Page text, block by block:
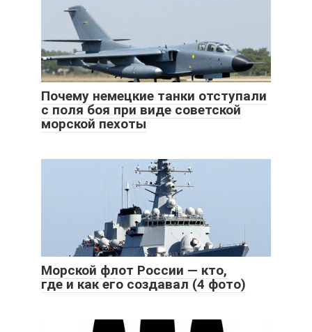
Почему немецкие танки отступали
с поля боя при виде советской
морской пехоты
Морской флот России — кто,
где и как его создавал (4 фото)